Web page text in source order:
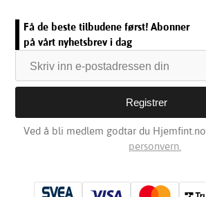
Få de beste tilbudene først! Abonner
på vårt nyhetsbrev i dag
Ved å bli medlem godtar du Hjemfint.no
personvern.